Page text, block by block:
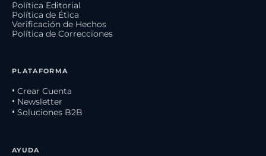
Política Editorial
Política de Ética
Verificación de Hechos
Política de Correcciones
PLATAFORMA
• Crear Cuenta
• Newsletter
• Soluciones B2B
AYUDA